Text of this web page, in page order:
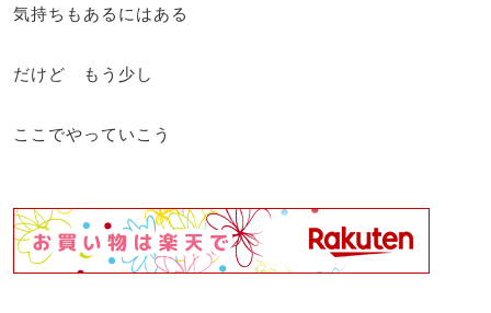
気持ちもあるにはある
だけど もう少し
ここでやっていこう